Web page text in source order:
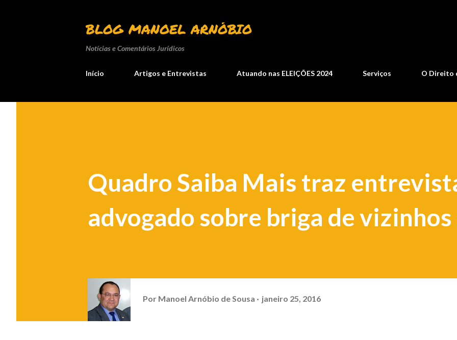
BLOG MANOEL ARNÓBIO
Notícias e Comentários Jurídicos
Início Artigos e Entrevistas Atuando nas ELEIÇÕES 2024 Serviços O Direito
Quadro Saiba Mais traz
advogado sobre briga de vizinhos
Por Manoel Arnóbio de Sousa janeiro 25, 2016